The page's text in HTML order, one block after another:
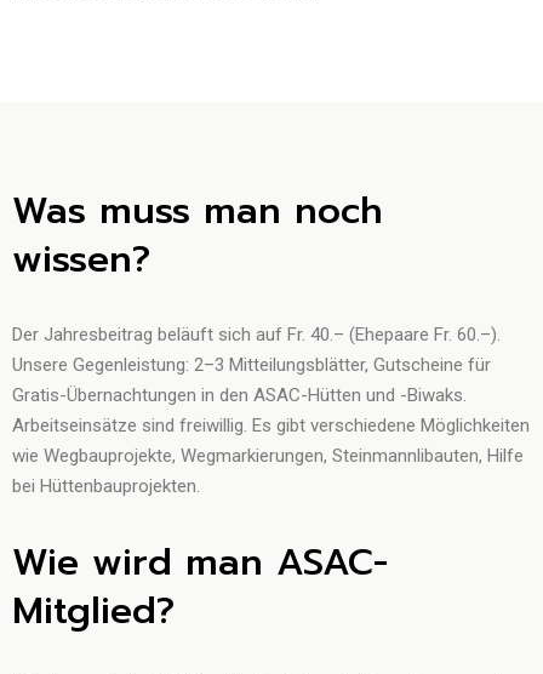
Was muss man noch
wissen?
Der Jahresbeitrag beläuft sich auf Fr. 40.– (Ehepaare Fr. 60.–).
Unsere Gegenleistung: 2–3 Mitteilungsblätter, Gutscheine für
Gratis-Übernachtungen in den ASAC-Hütten und -Biwaks.
Arbeitseinsätze sind freiwillig. Es gibt verschiedene Möglichkeiten
wie Wegbauprojekte, Wegmarkierungen, Steinmannlibauten, Hilfe
bei Hüttenbauprojekten.
Wie wird man ASAC-
Mitglied?